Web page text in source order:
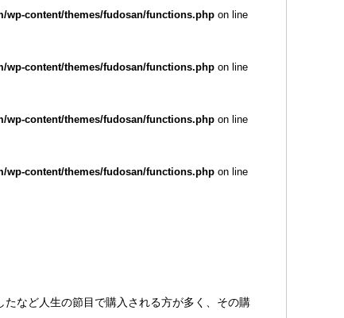
wp-content/themes/fudosan/functions.php on line
wp-content/themes/fudosan/functions.php on line
wp-content/themes/fudosan/functions.php on line
wp-content/themes/fudosan/functions.php on line
など人生の節目で購入される方が多く、その購